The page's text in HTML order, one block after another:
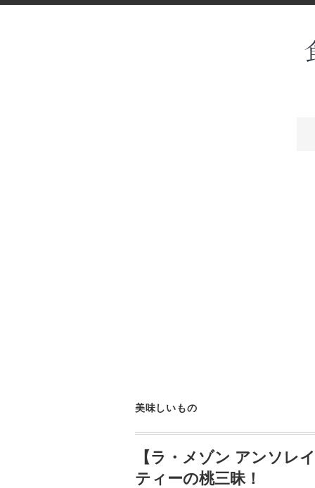
美味しいもの
【ラ・メゾン アンソレ
ティーの桃三昧！